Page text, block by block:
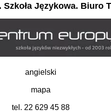
Językowa. Biuro
angielski
mapa
tel. 22 629 45 88